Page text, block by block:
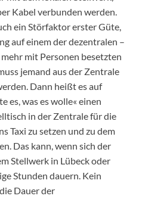
Kabel verbunden werden.
ein Störfaktor erster Güte,
auf einem der dezentralen –
mit Personen besetzten
jemand aus der Zentrale
Dann heißt es auf
es, was es wolle« einen
in der Zentrale für die
Taxi zu setzen und zu dem
Das kann, wenn sich der
Stellwerk in Lübeck oder
Stunden dauern. Kein
Dauer der